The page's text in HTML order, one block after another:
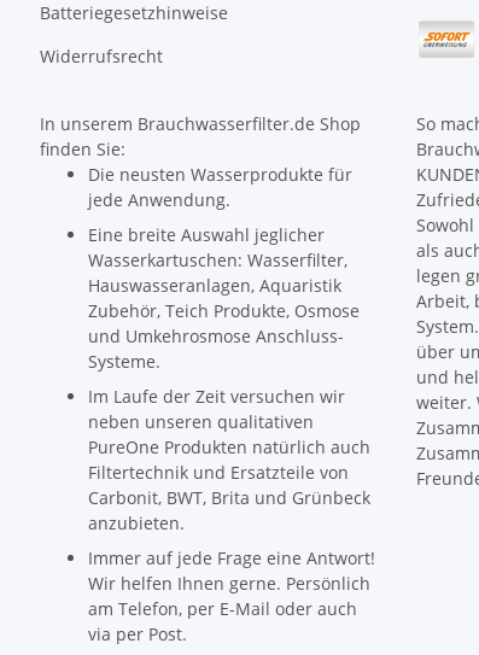
Batteriegesetzhinweise
Widerrufsrecht
In unserem Brauchwasserfilter.de Shop
finden Sie:
Die neusten Wasserprodukte für
jede Anwendung.
Eine breite Auswahl jeglicher
Wasserkartuschen: Wasserfilter,
Hauswasseranlagen, Aquaristik
Zubehör, Teich Produkte, Osmose
und Umkehrosmose Anschluss-
Systeme.
Im Laufe der Zeit versuchen wir
neben unseren qualitativen
PureOne Produkten natürlich auch
Filtertechnik und Ersatzteile von
Carbonit, BWT, Brita und Grünbeck
anzubieten.
Immer auf jede Frage eine Antwort!
Wir helfen Ihnen gerne. Persönlich
am Telefon, per E-Mail oder auch
via per Post.
So
als
legen
Arbeit,
über
und
weiter.